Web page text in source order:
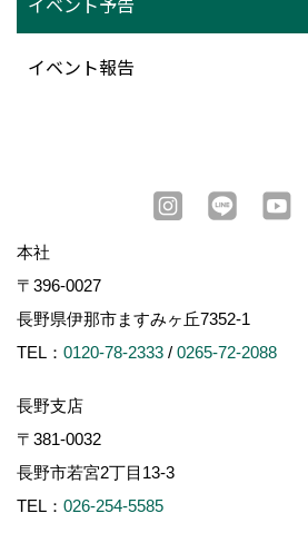
イベント報告
本社
〒396-0027
長野県伊那市ますみヶ丘7352-1
TEL： 0120-78-2333 / 0265-72-2088
長野支店
〒381-0032
長野市若宮2丁目13-3
TEL： 026-254-5585